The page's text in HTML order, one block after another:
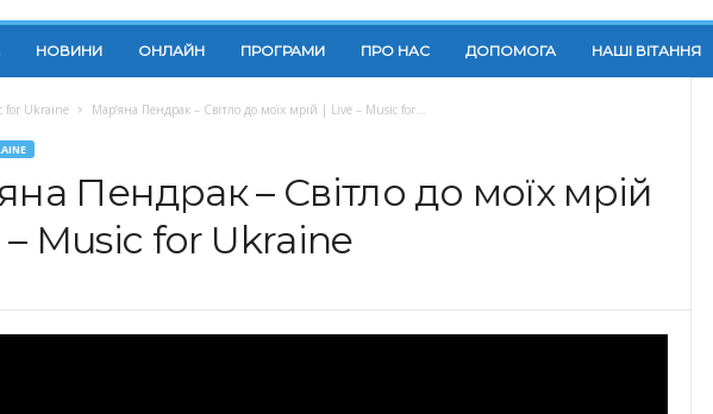
НОВИНИ ОНЛАЙН ПРОГРАМИ ПРО НАС ДОПОМОГА НАШІ ВІТАННЯ
for Ukraine Мар’яна Пендрак – Світло до моїх мрій | Live – Music for...
Пендрак – Світло до моїх мрій
– Music for Ukraine